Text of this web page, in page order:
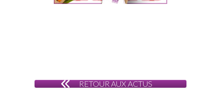
RETOUR AUX ACTUS